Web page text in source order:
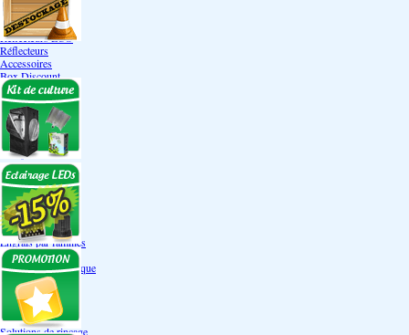
Kits ECO
Ampoules ECO
Réflecteurs ECO
Réflecteurs
Accessoires
Box Discount
Box par marque
Hortibox
Homebox
Dark Room II
GrowLab
Box par taille
Box 40 cm
Box 60 cm
Box 80-90 cm
Box 120 cm
Autres tailles Box
Box double étages
Engrais par familles
Engrais terre
Engrais hydroponique
Engrais-Coco
Boosters
Engrais Pack
Enzymes
Solutions de rinçage